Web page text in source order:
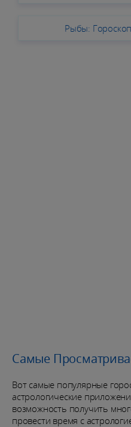
Рыбы:
Самые
Вот самые популярные
астрологические
возможность получить
провести время с